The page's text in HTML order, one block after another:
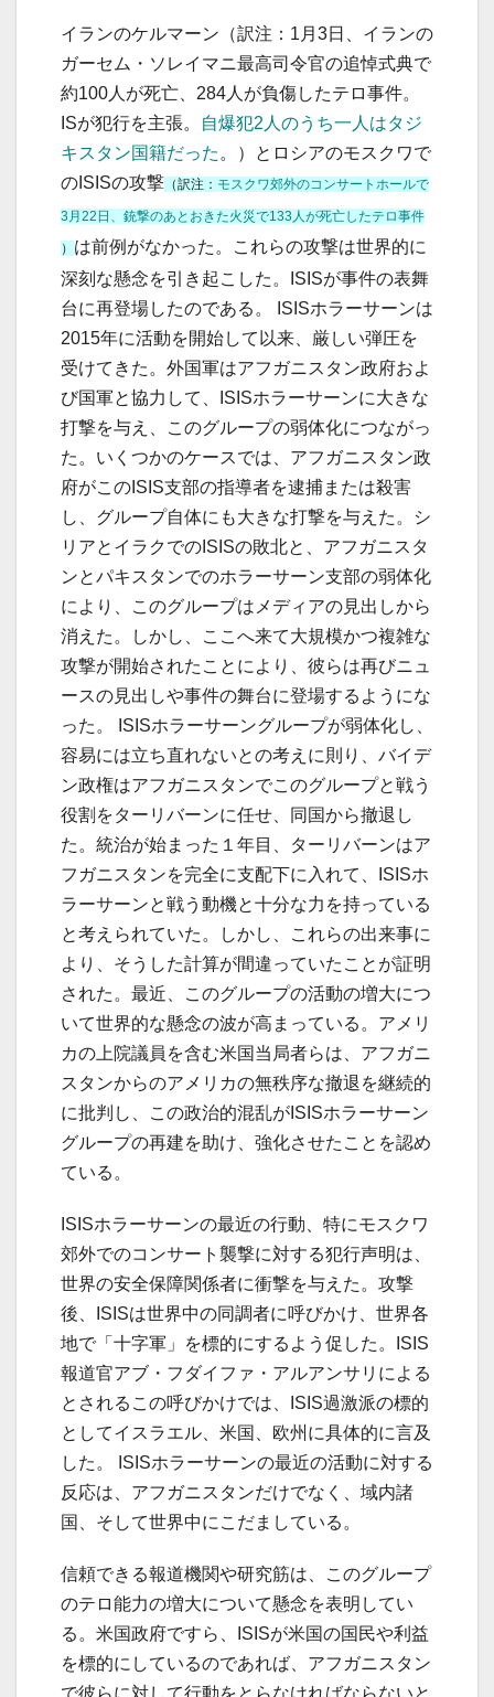
イランのケルマーン（訳注：1月3日、イランの
ガーセム・ソレイマニ最高司令官の追悼式典で
約100人が死亡、284人が負傷したテロ事件。
ISが犯行を主張。
自爆犯2人のうち一人はタジ
キスタン国籍だった 。）とロシアのモスクワで
のISISの攻撃 （訳注： モスクワ郊外のコンサートホールで
3月22日、銃撃のあとおきた火災で133人が死亡したテロ事件
） は前例がなかった。これらの攻撃は世界的に
深刻な懸念を引き起こした。ISISが事件の表舞
台に再登場したのである。 ISISホラーサーンは
2015年に活動を開始して以来、厳しい弾圧を
受けてきた。外国軍はアフガニスタン政府およ
び国軍と協力して、ISISホラーサーンに大きな
打撃を与え、このグループの弱体化につながっ
た。いくつかのケースでは、アフガニスタン政
府がこのISIS支部の指導者を逮捕または殺害
し、グループ自体にも大きな打撃を与えた。シ
リアとイラクでのISISの敗北と、アフガニスタ
ンとパキスタンでのホラーサーン支部の弱体化
により、このグループはメディアの見出しから
消えた。しかし、ここへ来て大規模かつ複雑な
攻撃が開始されたことにより、彼らは再びニュ
ースの見出しや事件の舞台に登場するようにな
った。 ISISホラーサーングループが弱体化し、
容易には立ち直れないとの考えに則り、バイデ
ン政権はアフガニスタンでこのグループと戦う
役割をターリバーンに任せ、同国から撤退し
た。統治が始まった１年目、ターリバーンはア
フガニスタンを完全に支配下に入れて、ISISホ
ラーサーンと戦う動機と十分な力を持っている
と考えられていた。しかし、これらの出来事に
より、そうした計算が間違っていたことが証明
された。最近、このグループの活動の増大につ
いて世界的な懸念の波が高まっている。アメリ
カの上院議員を含む米国当局者らは、アフガニ
スタンからのアメリカの無秩序な撤退を継続的
に批判し、この政治的混乱がISISホラーサーン
グループの再建を助け、強化させたことを認め
ている。
ISISホラーサーンの最近の行動、特にモスクワ
郊外でのコンサート襲撃に対する犯行声明は、
世界の安全保障関係者に衝撃を与えた。攻撃
後、ISISは世界中の同調者に呼びかけ、世界各
地で「十字軍」を標的にするよう促した。ISIS
報道官アブ・フダイファ・アルアンサリによる
とされるこの呼びかけでは、ISIS過激派の標的
としてイスラエル、米国、欧州に具体的に言及
した。 ISISホラーサーンの最近の活動に対する
反応は、アフガニスタンだけでなく、域内諸
国、そして世界中にこだましている。
信頼できる報道機関や研究筋は、このグループ
のテロ能力の増大について懸念を表明してい
る。米国政府ですら、ISISが米国の国民や利益
を標的にしているのであれば、アフガニスタン